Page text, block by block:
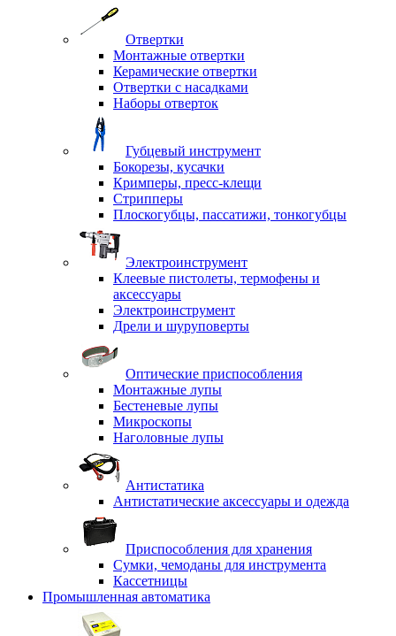
Отвертки
Монтажные отвертки
Керамические отвертки
Отвертки с насадками
Наборы отверток
Губцевый инструмент
Бокорезы, кусачки
Кримперы, пресс-клещи
Стрипперы
Плоскогубцы, пассатижи, тонкогубцы
Электроинструмент
Клеевые пистолеты, термофены и
аксессуары
Электроинструмент
Дрели и шуруповерты
Оптические приспособления
Монтажные лупы
Бестеневые лупы
Микроскопы
Наголовные лупы
Антистатика
Антистатические аксессуары и одежда
Приспособления для хранения
Сумки, чемоданы для инструмента
Кассетницы
Промышленная автоматика